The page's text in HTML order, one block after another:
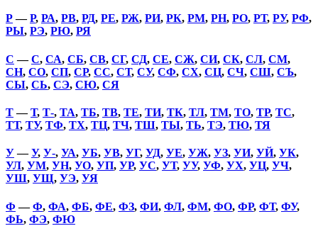
Р—Р, РА, РВ, РД, РЕ, РЖ, РИ, РК, РМ, РН, РО, РТ, РУ, РФ,
РЫ, РЭ, РЮ, РЯ
С —С, СА, СБ, СВ, СГ, СД, СЕ, СЖ, СИ, СК, СЛ, СМ,
СН, СО, СП, СР, СС, СТ, СУ, СФ, СХ, СЦ, СЧ, СШ, СЪ,
СЫ, СЬ, СЭ, СЮ, СЯ
Т—Т, Т-, ТА, ТБ, ТВ, ТЕ, ТИ, ТК, ТЛ, ТМ, ТО, ТР, ТС,
ТТ, ТУ, ТФ, ТХ, ТЦ, ТЧ, ТШ, ТЫ, ТЬ, ТЭ, ТЮ, ТЯ
У—У, У-, УА, УБ, УВ, УГ, УД, УЕ, УЖ, УЗ, УИ, УЙ, УК,
УЛ, УМ, УН, УО, УП, УР, УС, УТ, УУ, УФ, УХ, УЦ, УЧ,
УШ, УЩ, УЭ, УЯ
Ф —Ф, ФА, ФБ, ФЕ, ФЗ, ФИ, ФЛ, ФМ, ФО, ФР, ФТ, ФУ,
ФЬ, ФЭ, ФЮ